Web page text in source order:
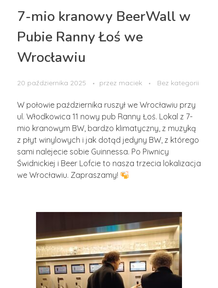
7-mio kranowy BeerWall w
Pubie Ranny Łoś we
Wrocławiu
20 października 2025 przez maciek Bez kategorii
W połowie października ruszył we Wrocławiu przy
ul. Włodkowica 11 nowy pub Ranny Łoś. Lokal z 7-
mio kranowym BW, bardzo klimatyczny, z muzyką
z płyt winylowych i jak dotąd jedyny BW, z którego
sami nalejecie sobie Guinnessa. Po Piwnicy
Świdnickiej i Beer Lofcie to nasza trzecia lokalizacja
we Wrocławiu. Zapraszamy!